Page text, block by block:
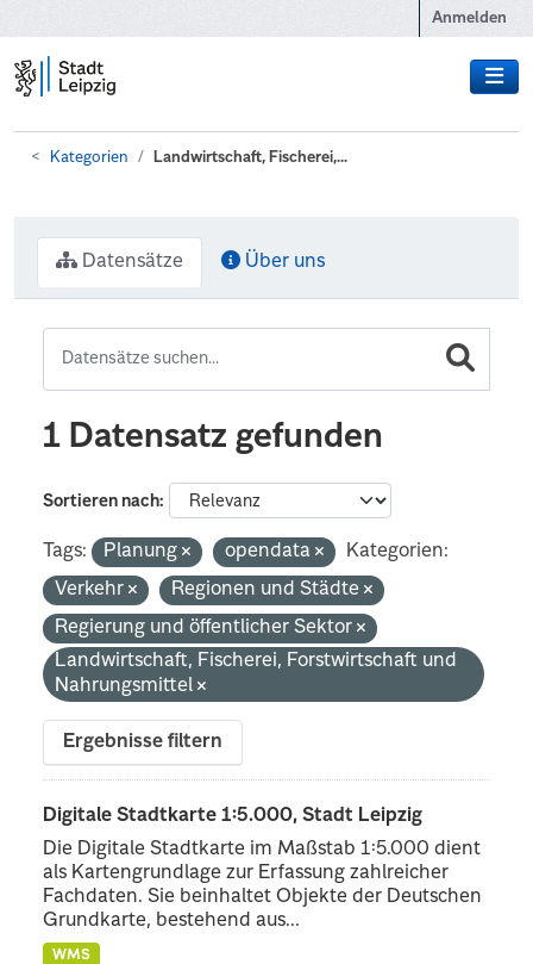
Anmelden
Kategorien Landwirtschaft, Fischerei,...
Datensätze Über uns
1 Datensatz gefunden
Sortieren nach
Tags: Planung opendata
Kategorien:
Verkehr
Regionen und Städte
Regierung und öffentlicher Sektor
Landwirtschaft, Fischerei, Forstwirtschaft und
Nahrungsmittel
Ergebnisse filtern
Digitale Stadtkarte 1:5.000, Stadt Leipzig
Die Digitale Stadtkarte im Maßstab 1:5.000 dient
als Kartengrundlage zur Erfassung zahlreicher
Fachdaten. Sie beinhaltet Objekte der Deutschen
Grundkarte, bestehend aus...
WMS